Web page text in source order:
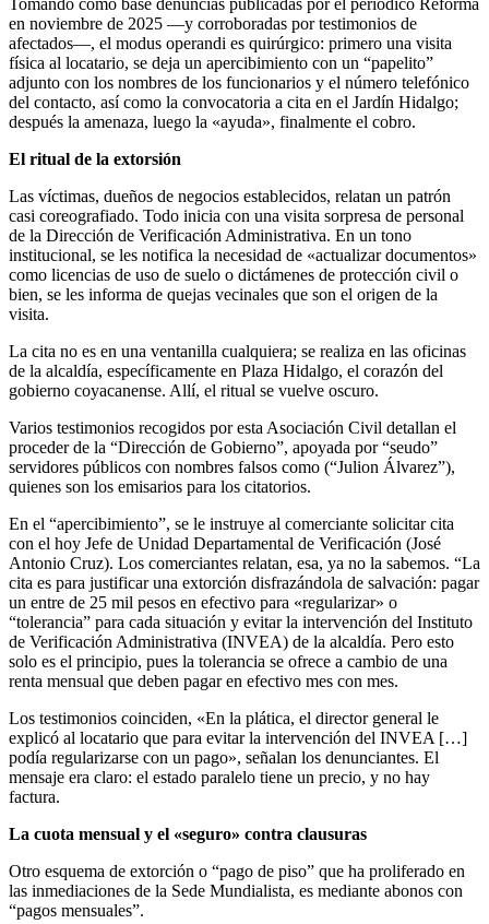
en noviembre de 2025 —y corroboradas por testimonios de
afectados—, el modus operandi es quirúrgico: primero una visita
física al locatario, se deja un apercibimiento con un “papelito”
adjunto con los nombres de los funcionarios y el número telefónico
del contacto, así como la convocatoria a cita en el Jardín Hidalgo;
después la amenaza, luego la «ayuda», finalmente el cobro.
El ritual de la extorsión
Las víctimas, dueños de negocios establecidos, relatan un patrón
casi coreografiado. Todo inicia con una visita sorpresa de personal
de la Dirección de Verificación Administrativa. En un tono
institucional, se les notifica la necesidad de «actualizar documentos»
como licencias de uso de suelo o dictámenes de protección civil o
bien, se les informa de quejas vecinales que son el origen de la
visita.
La cita no es en una ventanilla cualquiera; se realiza en las oficinas
de la alcaldía, específicamente en Plaza Hidalgo, el corazón del
gobierno coyacanense. Allí, el ritual se vuelve oscuro.
Varios testimonios recogidos por esta Asociación Civil detallan el
proceder de la “Dirección de Gobierno”, apoyada por “seudo”
servidores públicos con nombres falsos como (“Julion Álvarez”),
quienes son los emisarios para los citatorios.
En el “apercibimiento”, se le instruye al comerciante solicitar cita
con el hoy Jefe de Unidad Departamental de Verificación (José
Antonio Cruz). Los comerciantes relatan, esa, ya no la sabemos. “La
cita es para justificar una extorción disfrazándola de salvación: pagar
un entre de 25 mil pesos en efectivo para «regularizar» o
“tolerancia” para cada situación y evitar la intervención del Instituto
de Verificación Administrativa (INVEA) de la alcaldía. Pero esto
solo es el principio, pues la tolerancia se ofrece a cambio de una
renta mensual que deben pagar en efectivo mes con mes.
Los testimonios coinciden, «En la plática, el director general le
explicó al locatario que para evitar la intervención del INVEA […]
podía regularizarse con un pago», señalan los denunciantes. El
mensaje era claro: el estado paralelo tiene un precio, y no hay
factura.
La cuota mensual y el «seguro» contra clausuras
Otro esquema de extorción o “pago de piso” que ha proliferado en
las inmediaciones de la Sede Mundialista, es mediante abonos con
“pagos mensuales”.